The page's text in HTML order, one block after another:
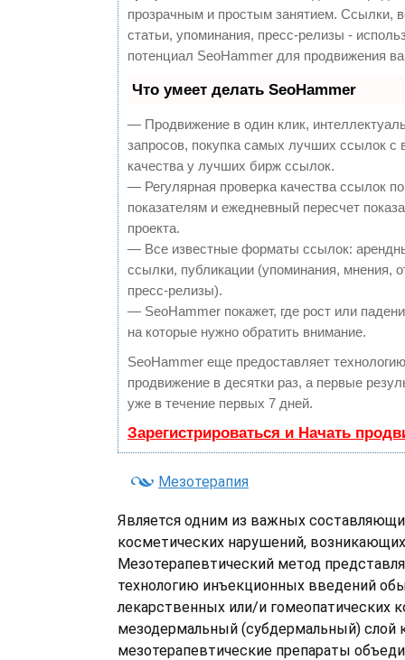
прозрачным и простым занятием. Ссылки,
статьи, упоминания, пресс-релизы -
потенциал SeoHammer для продвижения
Что умеет делать SeoHammer
— Продвижение в один клик,
запросов, покупка самых лучших ссылок с
качества у лучших бирж ссылок.
— Регулярная проверка качества ссылок
показателям и ежедневный пересчет
проекта.
— Все известные форматы ссылок:
ссылки, публикации (упоминания, мнения,
пресс-релизы).
— SeoHammer покажет, где рост или
на которые нужно обратить внимание.
SeoHammer еще предоставляет
продвижение в десятки раз, а первые
уже в течение первых 7 дней.
Зарегистрироваться и Начать
Мезотерапия
Является одним из важных
косметических нарушений,
Мезотерапевтический метод
технологию инъекционных введений
лекарственных или/и гомеопатических
мезодермальный (субдермальный) слой
мезотерапевтические препараты